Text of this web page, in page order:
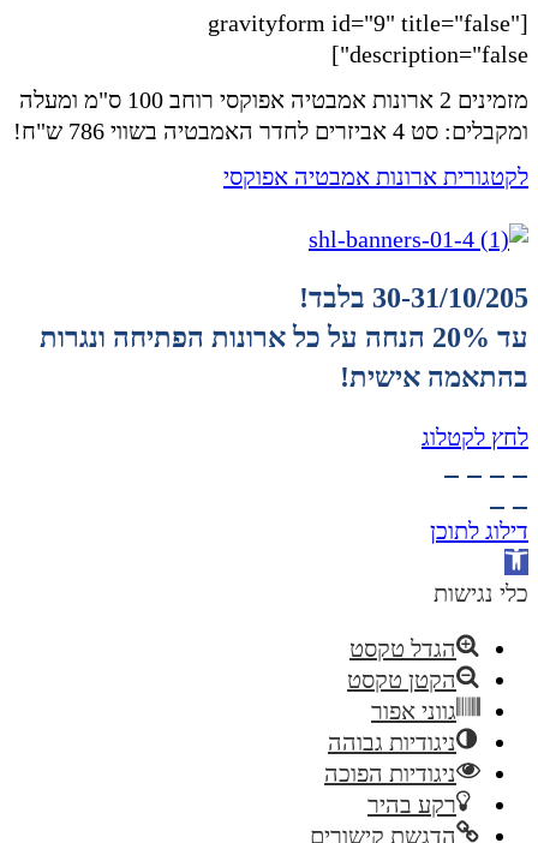
[gravityform id="9" title="false"
description="false"]
מזמינים 2 ארונות אמבטיה אפוקסי רוחב 100 ס"מ ומעלה
ומקבלים: סט 4 אביזרים לחדר האמבטיה בשווי 786 ש"ח!
לקטגורית ארונות אמבטיה אפוקסי
30-31/10/205 בלבד!
עד 20% הנחה על כל ארונות הפתיחה ונגרות
בהתאמה אישית!
לחץ לקטלוג
דילוג לתוכן
פתח
סרגל
כלי נגישות
הגדל טקסט
הקטן טקסט
גווני אפור
ניגודיות גבוהה
ניגודיות הפוכה
רקע בהיר
הדגשת קישורים